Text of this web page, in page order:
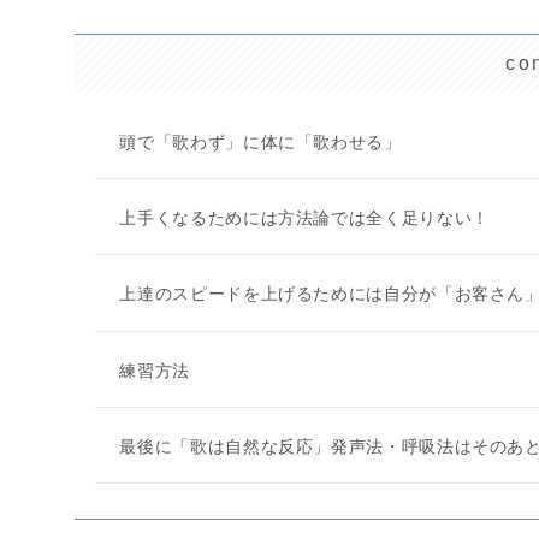
頭で「歌わず」に体に「歌わせる」
上手くなるためには方法論では全く足りない！
上達のスピードを上げるためには自分が「お客さん
練習方法
最後に「歌は自然な反応」発声法・呼吸法はそのあと